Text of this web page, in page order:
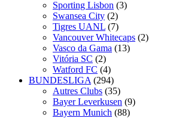
Sporting Lisbon (3)
Swansea City (2)
Tigres UANL (7)
Vancouver Whitecaps (2)
Vasco da Gama (13)
Vitória SC (2)
Watford FC (4)
BUNDESLIGA (294)
Autres Clubs (35)
Bayer Leverkusen (9)
Bayern Munich (88)